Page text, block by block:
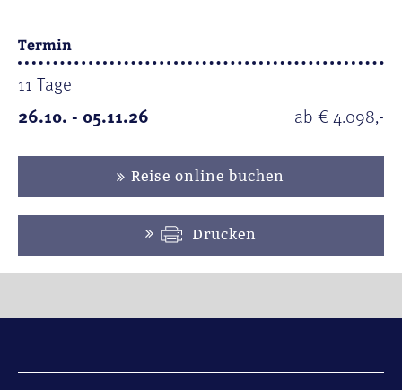
Termin
11 Tage
26.10. - 05.11.26
ab € 4.098,-
Reise online buchen
Drucken